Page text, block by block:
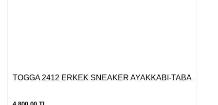
TOGGA 2412 ERKEK SNEAKER AYAKKABI-TABA